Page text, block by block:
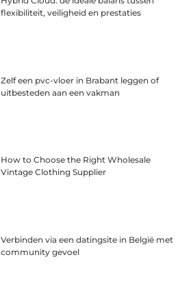
flexibiliteit, veiligheid en prestaties
Zelf een pvc-vloer in Brabant leggen of
uitbesteden aan een vakman
How to Choose the Right Wholesale
Vintage Clothing Supplier
Verbinden via een datingsite in België met
community gevoel